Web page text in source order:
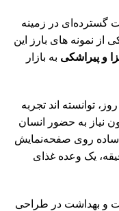
گسترده‌ای در زمینه
نمونه‌ های بارز این
و پیراشکی به بازار
توانسته ‌اند تجربه
نیاز به حضور انسان
ساده روی صفحه‌نمایش
یک وعده غذای
و بهداشت در طراحی